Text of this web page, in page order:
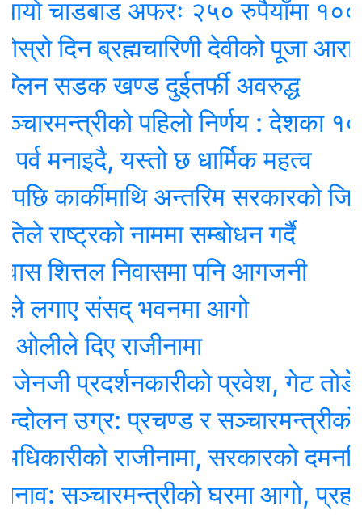
अफरः २५० रुपैयाँमा १०००
दिन ब्रह्मचारिणी देवीको पूजा आराधना
सडक खण्ड दुईतर्फी अवरुद्ध
पहिलो निर्णय : देशका १०
यस्तो छ धार्मिक महत्व
अन्तरिम सरकारको
नाममा सम्बोधन गर्दै
शित्तल निवासमा पनि आगजनी
संसद् भवनमा आगो
दिए राजीनामा
प्रदर्शनकारीको प्रवेश, गेट तोडेर
उग्र: प्रचण्ड र सञ्चारमन्त्रीको
राजीनामा, सरकारको
सञ्चारमन्त्रीको घरमा आगो, प्रहरी